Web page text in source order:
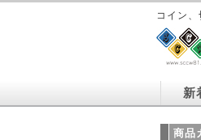
コイン
新
商品